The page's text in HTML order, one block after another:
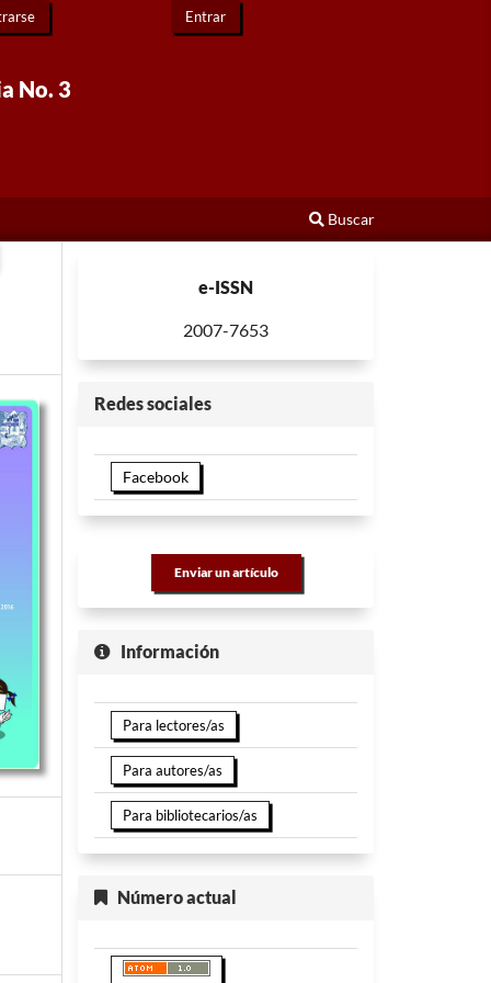
No. 3
Buscar
Entrar
e-ISSN
2007-7653
Redes sociales
Facebook
Enviar un artículo
Información
Para lectores/as
Para autores/as
Para bibliotecarios/as
Número actual